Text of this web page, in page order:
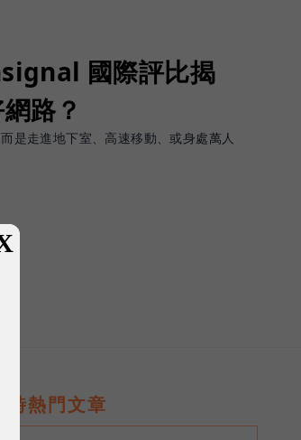
國際評比揭
路？
是走進地下室、高速移動、或身處萬人
即時熱門文章